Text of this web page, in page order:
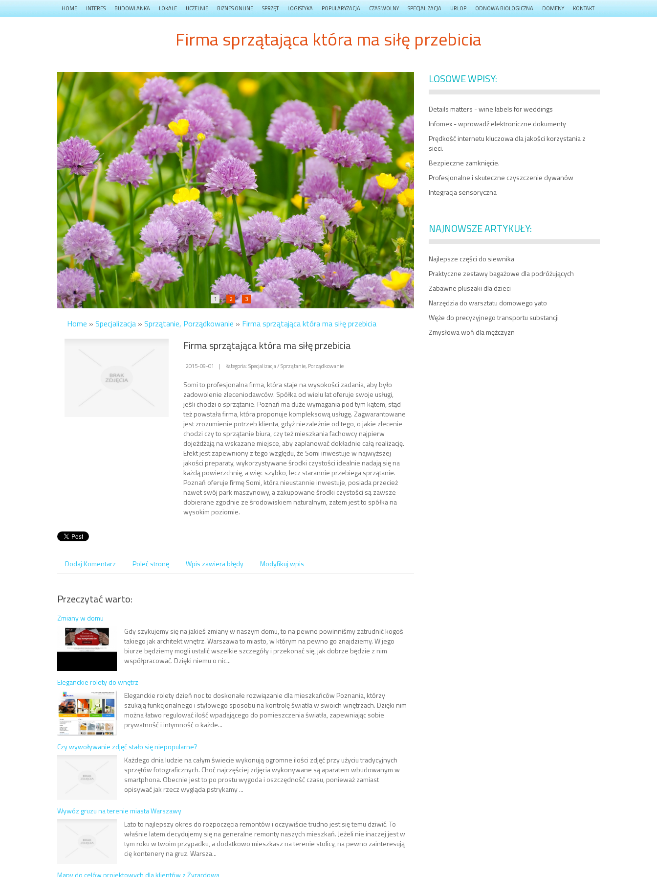
HOME INTERES BUDOWLANKA LOKALE UCZELNIE BIZNES ONLINE SPRZĘT LOGISTYKA POPULARYZACJA CZAS WOLNY SPECJALIZACJA URLOP ODNOWA BIOLOGICZNA DOMENY KONTAKT
Firma sprzątająca która ma siłę przebicia
1 2 3
Home » Specjalizacja » Sprzątanie, Porządkowanie » Firma sprzątająca która ma siłę przebicia
Firma sprzątająca która ma siłę przebicia
2015-09-01 | Kategoria: Specjalizacja / Sprzątanie, Porządkowanie
Somi to profesjonalna firma, która staje na wysokości zadania, aby było
zadowolenie zleceniodawców. Spółka od wielu lat oferuje swoje usługi,
jeśli chodzi o sprzątanie. Poznań ma duże wymagania pod tym kątem, stąd
też powstała firma, która proponuje kompleksową usługę. Zagwarantowane
jest zrozumienie potrzeb klienta, gdyż niezależnie od tego, o jakie zlecenie
chodzi czy to sprzątanie biura, czy też mieszkania fachowcy najpierw
dojeżdżają na wskazane miejsce, aby zaplanować dokładnie całą realizację.
Efekt jest zapewniony z tego względu, że Somi inwestuje w najwyższej
jakości preparaty, wykorzystywane środki czystości idealnie nadają się na
każdą powierzchnię, a więc szybko, lecz starannie przebiega sprzątanie.
Poznań oferuje firmę Somi, która nieustannie inwestuje, posiada przecież
nawet swój park maszynowy, a zakupowane środki czystości są zawsze
dobierane zgodnie ze środowiskiem naturalnym, zatem jest to spółka na
wysokim poziomie.
Dodaj Komentarz Poleć stronę Wpis zawiera błędy Modyfikuj wpis
Przeczytać warto:
Zmiany w domu
Gdy szykujemy się na jakieś zmiany w naszym domu, to na pewno powinniśmy zatrudnić kogoś
takiego jak architekt wnętrz. Warszawa to miasto, w którym na pewno go znajdziemy. W jego
biurze będziemy mogli ustalić wszelkie szczegóły i przekonać się, jak dobrze będzie z nim
współpracować. Dzięki niemu o nic...
Eleganckie rolety do wnętrz
Eleganckie rolety dzień noc to doskonałe rozwiązanie dla mieszkańców Poznania, którzy
szukają funkcjonalnego i stylowego sposobu na kontrolę światła w swoich wnętrzach. Dzięki nim
można łatwo regulować ilość wpadającego do pomieszczenia światła, zapewniając sobie
prywatność i intymność o każde...
Czy wywoływanie zdjęć stało się niepopularne?
Każdego dnia ludzie na całym świecie wykonują ogromne ilości zdjęć przy użyciu tradycyjnych
sprzętów fotograficznych. Choć najczęściej zdjęcia wykonywane są aparatem wbudowanym w
smartphona. Obecnie jest to po prostu wygoda i oszczędność czasu, ponieważ zamiast
opisywać jak rzecz wygląda pstrykamy ...
Wywóz gruzu na terenie miasta Warszawy
Lato to najlepszy okres do rozpoczęcia remontów i oczywiście trudno jest się temu dziwić. To
właśnie latem decydujemy się na generalne remonty naszych mieszkań. Jeżeli nie inaczej jest w
tym roku w twoim przypadku, a dodatkowo mieszkasz na terenie stolicy, na pewno zainteresują
cię kontenery na gruz. Warsza...
Mapy do celów projektowych dla klientów z Żyrardowa
LOSOWE WPISY:
Details matters - wine labels for weddings
Infomex - wprowadź elektroniczne dokumenty
Prędkość internetu kluczowa dla jakości korzystania z
sieci.
Bezpieczne zamknięcie.
Profesjonalne i skuteczne czyszczenie dywanów
Integracja sensoryczna
NAJNOWSZE ARTYKUŁY:
Najlepsze części do siewnika
Praktyczne zestawy bagażowe dla podróżujących
Zabawne pluszaki dla dzieci
Narzędzia do warsztatu domowego yato
Węże do precyzyjnego transportu substancji
Zmysłowa woń dla mężczyzn